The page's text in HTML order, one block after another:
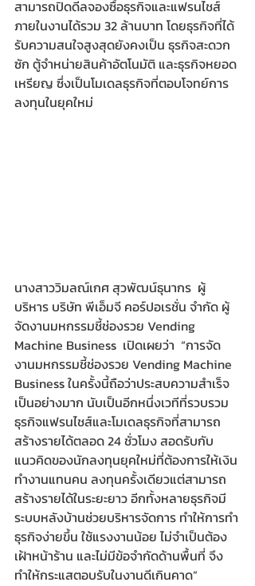
สามารถปิดดีลจองซื้อธุรกิจและแฟรนไชส์
ภายในงานได้รวม 32 ล้านบาท โดยธุรกิจที่ได้
รับความสนใจสูงสุดยังคงเป็น ธุรกิจสะดวก
ซัก ตู้จำหน่ายสินค้าอัตโนมัติ และธุรกิจหยอด
เหรียญ ซึ่งเป็นโมเดลธุรกิจที่ตอบโจทย์การ
ลงทุนในยุคใหม่
นางสาววิมลณ์เกศ สุวพัฒน์ธุนากร  ผู้
บริหาร บริษัท พีเอ็มจี คอร์ปอเรชั่น จำกัด ผู้
จัดงานมหกรรมชี้ช่องรวย Vending
Machine Business  เปิดเผยว่า  “การจัด
งานมหกรรมชี้ช่องรวย Vending Machine
Business ในครั้งนี้ถือว่าประสบความสำเร็จ
เป็นอย่างมาก นับเป็นอีกหนึ่งเวทีที่รวบรวม
ธุรกิจแฟรนไชส์และโมเดลธุรกิจที่สามารถ
สร้างรายได้ตลอด 24 ชั่วโมง สอดรับกับ
แนวคิดของนักลงทุนยุคใหม่ที่ต้องการให้เงิน
ทำงานแทนคน ลงทุนครั้งเดียวแต่สามารถ
สร้างรายได้ในระยะยาว อีกทั้งหลายธุรกิจมี
ระบบหลังบ้านช่วยบริหารจัดการ ทำให้การทำ
ธุรกิจง่ายขึ้น ใช้แรงงานน้อย ไม่จำเป็นต้อง
เฝ้าหน้าร้าน และไม่มีข้อจำกัดด้านพื้นที่ จึง
ทำให้กระแสตอบรับในงานดีเกินคาด”